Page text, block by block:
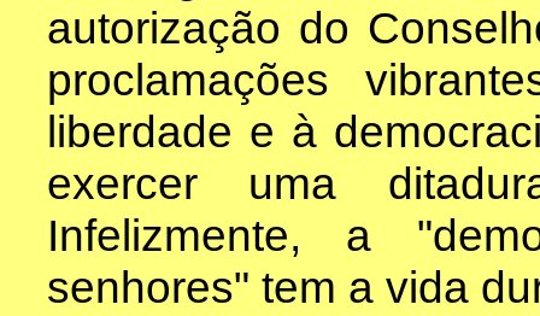
autorização do
proclamações
liberdade e à
exercer uma
Infelizmente, a
senhores" tem a vida